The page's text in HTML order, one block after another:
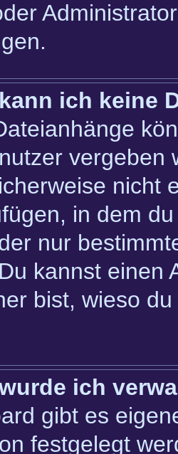
ich keine
vergeben
nicht
in dem
nur
kannst einen
bist, wieso
ich
gibt es
festgelegt